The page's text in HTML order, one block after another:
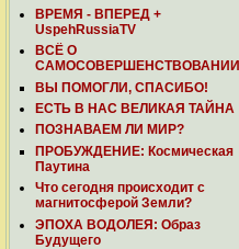
ВРЕМЯ - ВПЕРЕД +
UspehRussiaTV
ВСЁ О
САМОСОВЕРШЕНСТВОВАНИИ
ВЫ ПОМОГЛИ, СПАСИБО!
ЕСТЬ В НАС ВЕЛИКАЯ ТАЙНА
ПОЗНАВАЕМ ЛИ МИР?
ПРОБУЖДЕНИЕ: Космическая
Паутина
Что сегодня происходит с
магнитосферой Земли?
ЭПОХА ВОДОЛЕЯ: Образ
Будущего